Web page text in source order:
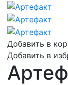
Добавить в
Добавить в